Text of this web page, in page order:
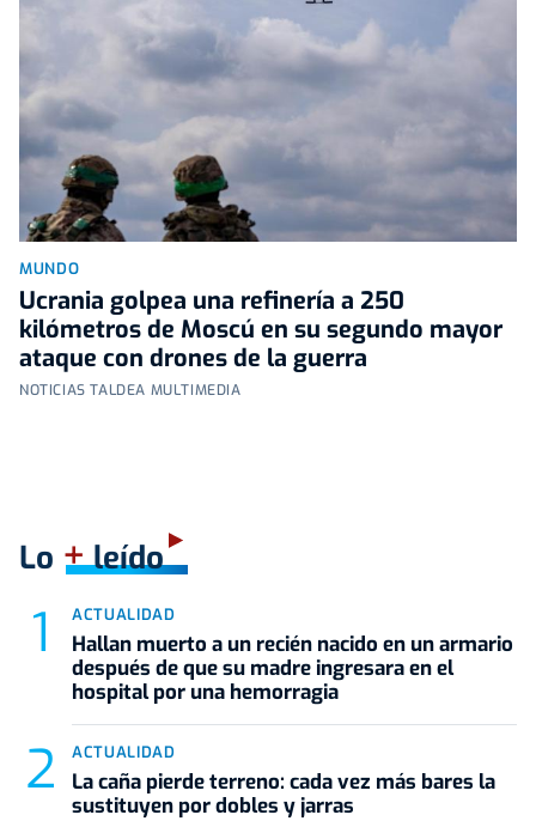
MUNDO
Ucrania golpea una refinería a 250
kilómetros de Moscú en su segundo mayor
ataque con drones de la guerra
NOTICIAS TALDEA MULTIMEDIA
Lo +leído
ACTUALIDAD
Hallan muerto a un recién nacido en un armario
después de que su madre ingresara en el
hospital por una hemorragia
ACTUALIDAD
La caña pierde terreno: cada vez más bares la
sustituyen por dobles y jarras